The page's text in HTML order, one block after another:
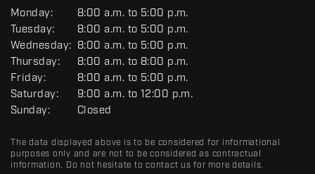
G
E
N
E
R
A
L
Monday:
8:00 a.m. to 5:00 p.m.
Tuesday:
8:00 a.m. to 5:00 p.m.
Wednesday: 8:00 a.m. to 5:00 p.m.
Thursday:
8:00 a.m. to 8:00 p.m.
Friday:
8:00 a.m. to 5:00 p.m.
Saturday:
9:00 a.m. to 12:00 p.m.
Sunday:
Closed
The data displayed above is to be considered for informational
purposes only and are not to be considered as contractual
information. Do not hesitate to contact us for more details.